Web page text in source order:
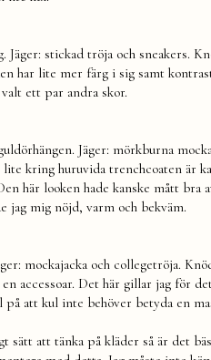
Jäger: stickad tröja och sneakers.
har lite mer färg i sig samt
ett par andra skor.
Jäger: mörkburna
lite kring huruvida trenchcoaten är
här looken hade kanske mått
jag mig nöjd, varm och bekväm.
mockajacka och collegetröja.
accessoar. Det här gillar jag för
att kul inte behöver betyda en
sätt att tänka på kläder så är det